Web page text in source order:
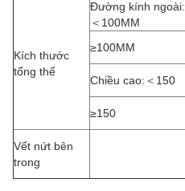
Kích thước
tổng thể
Đường kính ngoài:
＜100MM
≥100MM
Chiều cao:＜150
≥150
Vết nứt bên
trong